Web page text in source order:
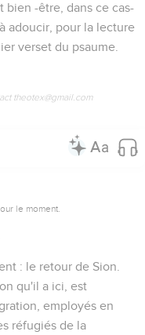
bien -être, dans ce cas-
adoucir, pour la lecture
verset du psaume.
theotex@gmail.com
le moment.
: le retour de Sion
qu'il a ici, est
, employés en
réfugiés de la